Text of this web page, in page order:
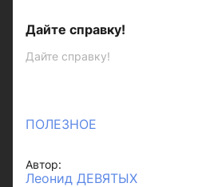
Дайте справку!
Дайте справку!
ПОЛЕЗНОЕ
Автор:
Леонид ДЕВЯТЫХ